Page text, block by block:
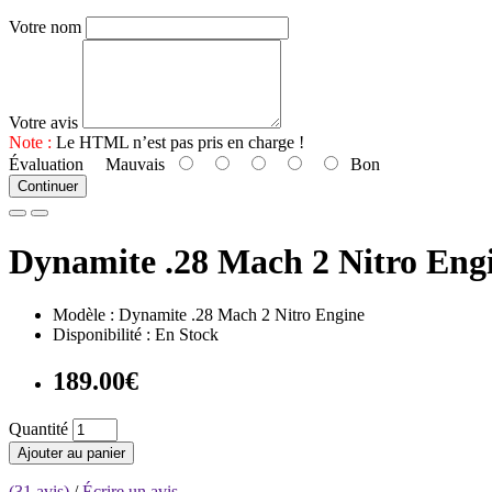
Votre nom
Votre avis
Note : Le HTML n’est pas pris en charge !
Évaluation Mauvais Bon
Continuer
Dynamite .28 Mach 2 Nitro
Modèle : Dynamite .28 Mach 2 Nitro Engine
Disponibilité : En Stock
189.00€
Quantité
Ajouter au panier